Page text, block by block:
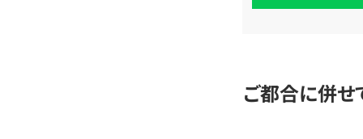
査
ご都合に併せ